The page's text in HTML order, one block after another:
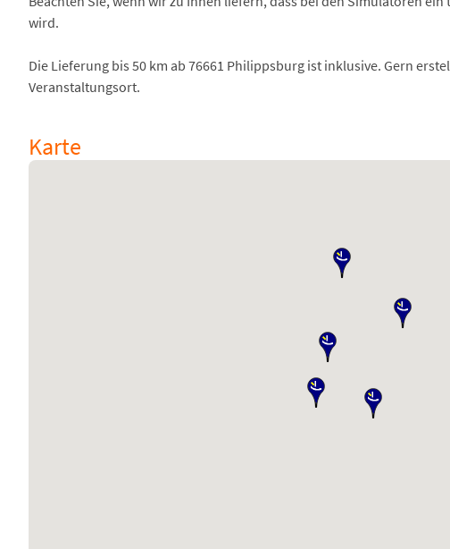
wird.
Die Lieferung bis 50 km ab 76661 Philippsburg ist inklusive. Gern
Veranstaltungsort.
Karte